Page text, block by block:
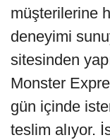
müşterilerine
deneyimi
sitesinden
Monster
gün içinde
teslim alıyor.